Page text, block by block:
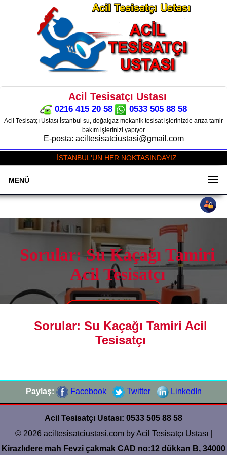
Acil Tesisatçı Ustası
0216 415 20 58 0533 505 88 58
Acil Tesisatçı Ustası İstanbul su, doğalgaz mekanik tesisat işlerinizde arıza tamir
bakım işlerinizi yapıyor
E-posta: aciltesisatciustasi@gmail.com
İSTANBUL'UN HER NOKTASINDAYIZ
MENÜ
Sorular: Su Kaçağı Tamiri
Acil Tesisatçı
Sorular: Su Kaçağı Tamiri Acil
Tesisatçı
Paylaş: Facebook Twitter LinkedIn
Acil Tesisatçı Ustası: 0533 505 88 58
© 2026 aciltesisatciustasi.com by Acil Tesisatçı Ustası |
Kirazlıdere mah Fevzi çakmak CAD no:12 dükkan B, 34000